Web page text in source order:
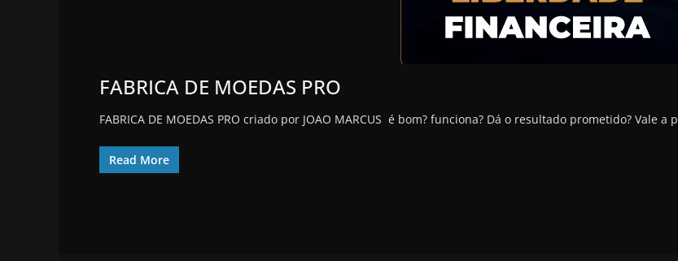
FABRICA DE MOEDAS PRO
FABRICA DE MOEDAS PRO criado por JOAO MARCUS é bom? funciona? Dá o resultado prometido? Vale a
Read More